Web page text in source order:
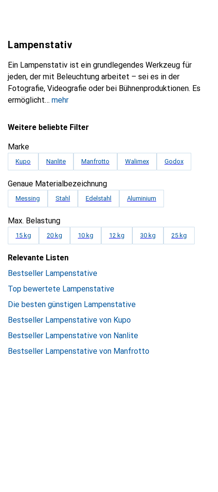
Lampenstativ
Ein Lampenstativ ist ein grundlegendes Werkzeug für
jeden, der mit Beleuchtung arbeitet – sei es in der
Fotografie, Videografie oder bei Bühnenproduktionen. Es
ermöglicht
mehr
Weitere beliebte Filter
Marke
Kupo Nanlite Manfrotto Walimex Godox
Genaue Materialbezeichnung
Messing Stahl Edelstahl Aluminium
Max. Belastung
15 kg 20 kg 10 kg 12 kg 30 kg 25 kg
Relevante Listen
Bestseller Lampenstative
Top bewertete Lampenstative
Die besten günstigen Lampenstative
Bestseller Lampenstative von Kupo
Bestseller Lampenstative von Nanlite
Bestseller Lampenstative von Manfrotto